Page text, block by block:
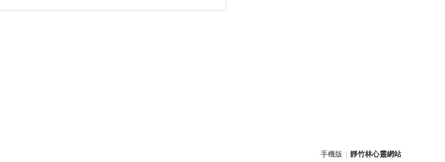
手機版 靜竹林心靈網站